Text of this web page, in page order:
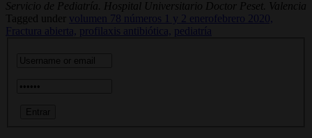
Servicio de Pediatría. Hospital Universitario Doctor Peset. Valencia
Tagged under
volumen 78 números 1 y 2 enerofebrero 2020,
Fractura abierta, profilaxis antibiótica, pediatría